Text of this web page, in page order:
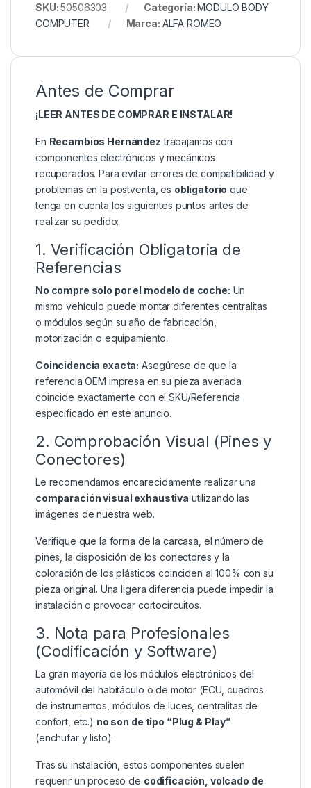
SKU:50506303 Categoría:MODULO BODY
COMPUTER
Marca: ALFA ROMEO
Antes de Comprar
¡LEER ANTES DE COMPRAR E INSTALAR!
En Recambios Hernández trabajamos con
componentes electrónicos y mecánicos
recuperados. Para evitar errores de compatibilidad y
problemas en la postventa, es obligatorio que
tenga en cuenta los siguientes puntos antes de
realizar su pedido:
1. Verificación Obligatoria de
Referencias
No compre solo por el modelo de coche: Un
mismo vehículo puede montar diferentes centralitas
o módulos según su año de fabricación,
motorización o equipamiento.
Coincidencia exacta: Asegúrese de que la
referencia OEM impresa en su pieza averiada
coincide exactamente con el SKU/Referencia
especificado en este anuncio.
2. Comprobación Visual (Pines y
Conectores)
Le recomendamos encarecidamente realizar una
comparación visual exhaustiva utilizando las
imágenes de nuestra web.
Verifique que la forma de la carcasa, el número de
pines, la disposición de los conectores y la
coloración de los plásticos coinciden al 100% con su
pieza original. Una ligera diferencia puede impedir la
instalación o provocar cortocircuitos.
3. Nota para Profesionales
(Codificación y Software)
La gran mayoría de los módulos electrónicos del
automóvil del habitáculo o de motor (ECU, cuadros
de instrumentos, módulos de luces, centralitas de
confort, etc.) no son de tipo “Plug & Play”
(enchufar y listo).
Tras su instalación, estos componentes suelen
requerir un proceso de codificación, volcado de